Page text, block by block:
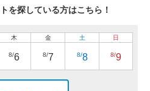
を探している方はこちら！
木
8/6
金
8/7
土
8/8
日
8/9